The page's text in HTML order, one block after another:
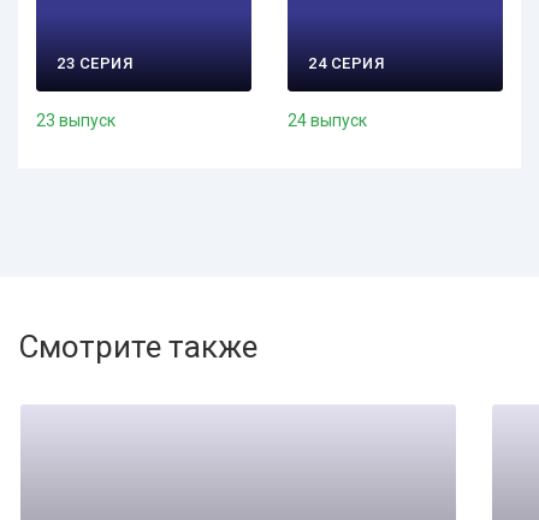
23 СЕРИЯ
23 выпуск
24 СЕРИЯ
24 выпуск
Смотрите также